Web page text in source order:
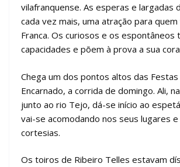
vilafranquense. As esperas e largadas
cada vez mais, uma atração para quem
Franca. Os curiosos e os espontâneos
capacidades e põem à prova a sua
Chega um dos pontos altos das
Encarnado, a corrida de domingo. Ali,
junto ao rio Tejo, dá-se início ao
vai-se acomodando nos seus lugares e
cortesias.
Os toiros de Ribeiro Telles estavam